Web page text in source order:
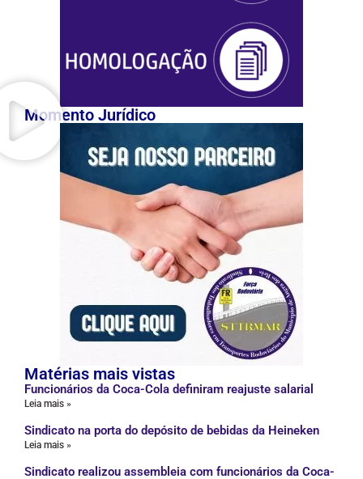
Momento Jurídico
Matérias mais vistas
Funcionários da Coca-Cola definiram reajuste salarial
Leia mais »
Sindicato na porta do depósito de bebidas da Heineken
Leia mais »
Sindicato realizou assembleia com funcionários da Coca-